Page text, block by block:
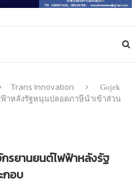
Trans Innovation
Gojek
าหลังรัฐหนุนปลอดภาษีนำเข้าส่วน
กรยานยนต์ไฟฟ้าหลังรัฐ
กอบ